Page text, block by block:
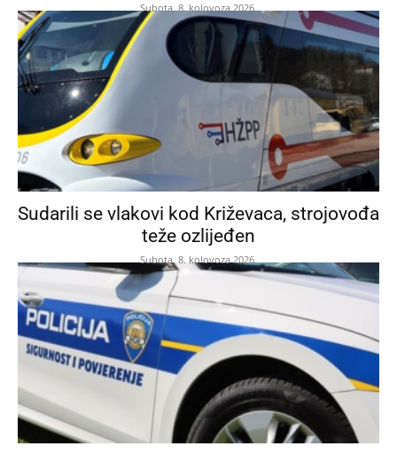
Subota, 8. kolovoza 2026.
Sudarili se vlakovi kod Križevaca, strojovođa
teže ozlijeđen
Subota, 8. kolovoza 2026.